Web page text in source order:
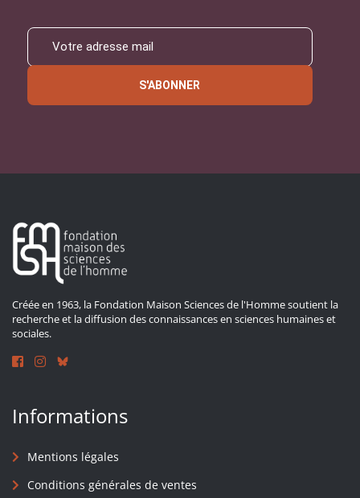
S'ABONNER
Créée en 1963, la Fondation Maison Sciences de l'Homme soutient la
recherche et la diffusion des connaissances en sciences humaines et
sociales.
Informations
Mentions légales
Conditions générales de ventes